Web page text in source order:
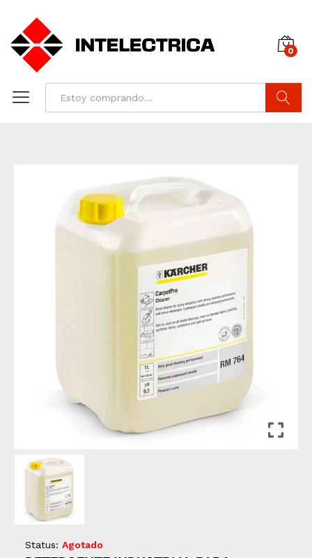
0
Status: Agotado